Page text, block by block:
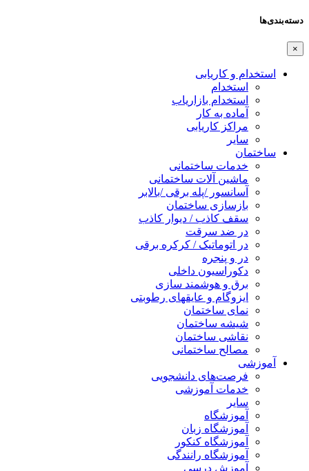
دسته‌بندی‌ها
×
استخدام و کاریابی
استخدام
استخدام بازاریاب
آماده به کار
مراکز کاریابی
سایر
ساختمان
خدمات ساختمانی
ماشین آلات ساختمانی
آسانسور /پله برقی /بالابر
بازسازی ساختمان
سقف کاذب / دیوار کاذب
در ضد سرقت
در اتوماتیک / کرکره برقی
در و پنجره
دکوراسیون داخلی
برق و هوشمند سازی
ایزوگام و عایقهای رطوبتی
نمای ساختمان
شیشه ساختمان
نقاشی ساختمان
مصالح ساختمانی
آموزشی
فرصت‌های دانشجویی
خدمات آموزشی
سایر
آموزشگاه
آموزشگاه زبان
آموزشگاه کنکور
آموزشگاه رانندگی
آموزش درسی